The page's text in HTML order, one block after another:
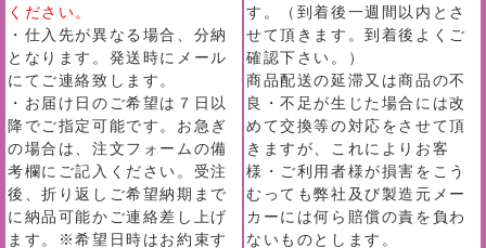
ください。
・仕入先が異なる場合、分納
となります。発送時にメール
にてご連絡致します。
・お届け日のご希望は７日以
降でご指定可能です。お急ぎ
の場合は、注文フォームの備
考欄にご記入ください。受注
後、折り返しご希望納期まで
に納品可能かご連絡差し上げ
ます。※希望日時はお約束す
す。（到着後一週間以内とさ
せて頂きます。到着後よくご
確認下さい。）
商品配送の延滞又は商品の不
良・不足が生じた場合には改
めて交換等の対応をさせて頂
きますが、これによりお客
様・ご利用者様が損害をこう
むっても弊社及び製造元メー
カーには何ら賠償の責を負わ
ないものとします。